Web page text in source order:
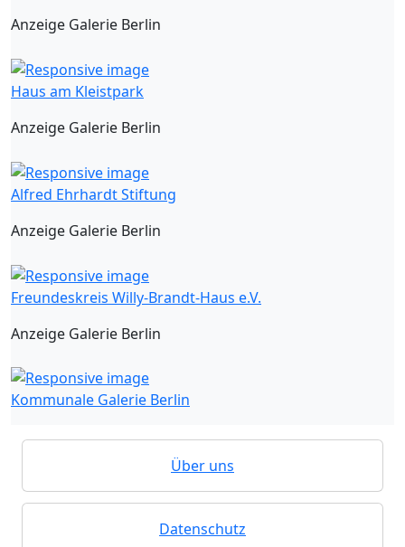
Anzeige Galerie Berlin
Haus am Kleistpark
Anzeige Galerie Berlin
Alfred Ehrhardt Stiftung
Anzeige Galerie Berlin
Freundeskreis Willy-Brandt-Haus e.V.
Anzeige Galerie Berlin
Kommunale Galerie Berlin
Über uns
Datenschutz